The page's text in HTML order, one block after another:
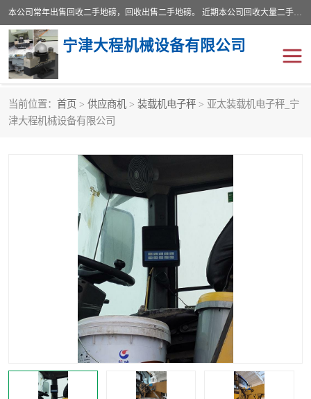
本公司常年出售回收二手地磅，回收出售二手地磅。 近期本公司回收大量二手地磅，型号齐全，宽度从2米到3.5米，长度5米到25米，承重吨位从10到200吨，成色7—9成新。 ? 使用年限6个月至2年，产品来源于个人闲置品，工矿企业停用品，因小换大而来。 精准度和新的一样， 二手地磅是内行人的选择，打个电话就省钱朋友您好等什么
宁津大程机械设备有限公司
当前位置： 首页 > 供应商机 > 装载机电子秤 > 亚太装载机电子秤_宁
津大程机械设备有限公司
地磅
废纸打包机
食品烘干机
装载机电子秤 输送机
半自动输送机 全自动输送机
食品螺旋塔
木材撕碎机
金属撕碎机